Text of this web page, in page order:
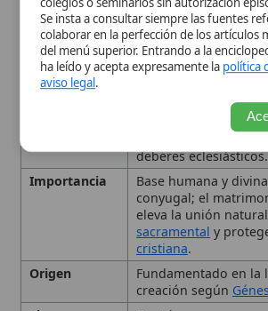
cristiana.
Origen
Fundamentado en la ley
creación segúnGénesis
Tipo
Doctrina
Definición y
matrimonio natural
El matrimonio
forma y
Bases teológicas del
entre lo natural y lo